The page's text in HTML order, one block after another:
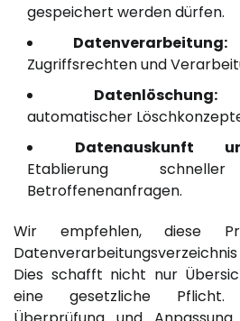
gespeichert werden dürfen.
Datenverarbeitung:
Zugriffsrechten und
Datenlöschung:
automatischer
Datenauskunft
Etablierung
Betroffenenanfragen.
Wir empfehlen, diese
Dies schafft nicht nur
eine gesetzliche Pflicht.